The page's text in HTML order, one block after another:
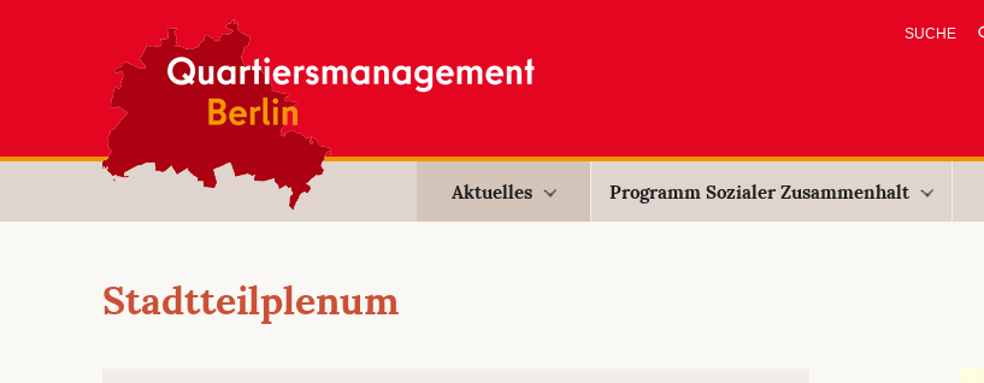
Aktuelles Programm Sozialer Zusammenhalt
Stadtteilplenum